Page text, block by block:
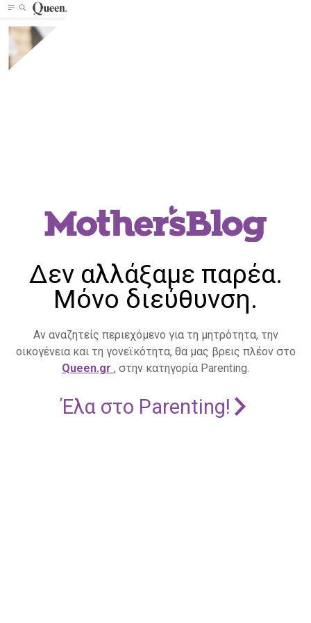
Δεν αλλάξαμε παρέα.
Μόνο διεύθυνση.
Αν αναζητείς περιεχόμενο για τη μητρότητα, την
οικογένεια και τη γονεϊκότητα, θα μας βρεις πλέον στο
Queen.gr , στην κατηγορία Parenting.
Έλα στο Parenting!